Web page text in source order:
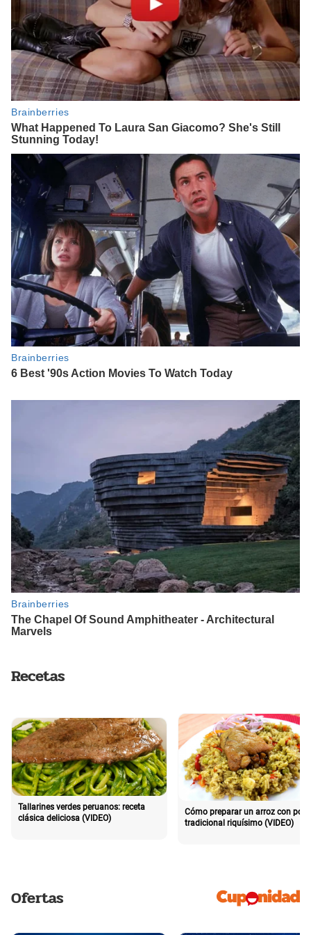
Recetas
Tallarines verdes peruanos: receta
clásica deliciosa (VIDEO)
Cómo preparar un arroz con pollo
tradicional riquísimo (VIDEO)
Ofertas